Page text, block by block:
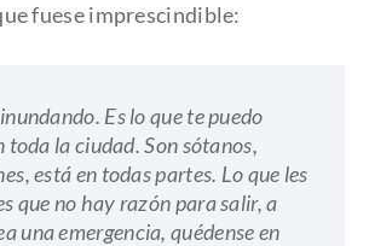
fuese imprescindible:
Es lo que te puedo
toda la ciudad. Son sótanos,
está en todas partes. Lo que les
que no hay razón para salir, a
una emergencia, quédense en